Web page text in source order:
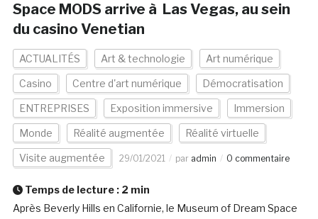
Space MODS arrive à Las Vegas, au sein
du casino Venetian
ACTUALITÉS Art & technologie Art numérique
Casino Centre d'art numérique Démocratisation
ENTREPRISES Exposition immersive Immersion
Monde Réalité augmentée Réalité virtuelle
Visite augmentée 29/01/2021 par admin 0 commentaire
Temps de lecture : 2 min
Après Beverly Hills en Californie, le Museum of Dream Space